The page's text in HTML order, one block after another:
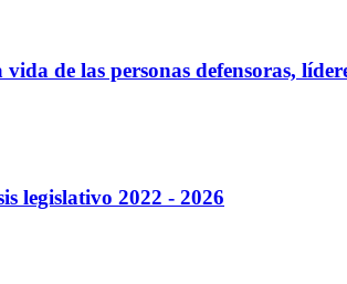
de las personas defensoras,
legislativo 2022 - 2026